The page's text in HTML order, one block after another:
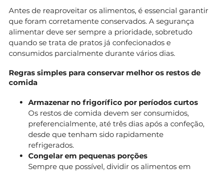
Antes de reaproveitar os alimentos, é essencial garantir
que foram corretamente conservados. A segurança
alimentar deve ser sempre a prioridade, sobretudo
quando se trata de pratos já confecionados e
consumidos parcialmente durante vários dias.
Regras simples para conservar melhor os restos de
comida
Armazenar no frigorífico por períodos curtos
Os restos de comida devem ser consumidos,
preferencialmente, até três dias após a confeção,
desde que tenham sido rapidamente
refrigerados.
Congelar em pequenas porções
Sempre que possível, dividir os alimentos em